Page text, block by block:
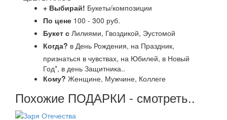
+ Выбирай! Букеты/композиции
По цене 100 - 300 руб.
Букет с Лилиями, Гвоздикой, Эустомой
Когда? в День Рождения, на Праздник,
признаться в чувствах, на Юбилей, в Новый
Год*, в день Защитника..
Кому? Женщине, Мужчине, Коллеге
Похожие ПОДАРКИ - смотреть..